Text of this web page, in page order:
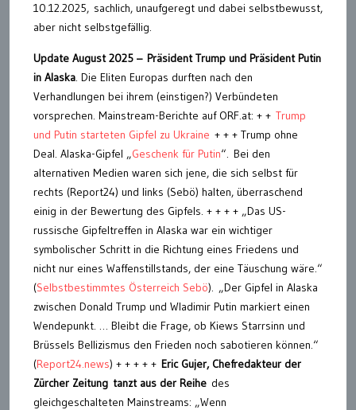
10.12.2025, sachlich, unaufgeregt und dabei selbstbewusst,
aber nicht selbstgefällig.
Update August 2025 – Präsident Trump und Präsident Putin
in Alaska. Die Eliten Europas durften nach den
Verhandlungen bei ihrem (einstigen?) Verbündeten
vorsprechen. Mainstream-Berichte auf ORF.at: + + Trump
und Putin starteten Gipfel zu Ukraine + + + Trump ohne
Deal. Alaska-Gipfel „Geschenk für Putin“. Bei den
alternativen Medien waren sich jene, die sich selbst für
rechts (Report24) und links (Sebö) halten, überraschend
einig in der Bewertung des Gipfels. + + + + „Das US-
russische Gipfeltreffen in Alaska war ein wichtiger
symbolischer Schritt in die Richtung eines Friedens und
nicht nur eines Waffenstillstands, der eine Täuschung wäre.“
(Selbstbestimmtes Österreich Sebö). „Der Gipfel in Alaska
zwischen Donald Trump und Wladimir Putin markiert einen
Wendepunkt. … Bleibt die Frage, ob Kiews Starrsinn und
Brüssels Bellizismus den Frieden noch sabotieren können.“
(Report24.news) + + + + + Eric Gujer, Chefredakteur der
Zürcher Zeitung tanzt aus der Reihe des
gleichgeschalteten Mainstreams: „Wenn